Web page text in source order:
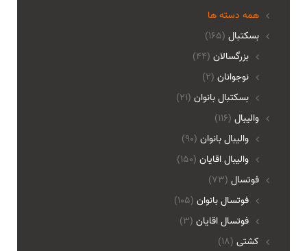
همه دسته ها
(165) بسکتبال
بزرگسالان (44)
نوجوانان (2)
بسکتبال بانوان (21)
(116) والیبال
واليبال بانوان (90)
واليبال اقايان (150)
(73) فوتسال
فوتسال بانوان (105)
فوتسال اقايان (3)
(18) کشتی